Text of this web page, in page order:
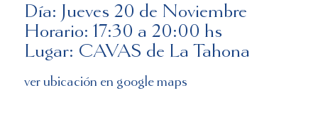
Día: Jueves 20 de Noviembre
Horario: 17:30 a 20:00 hs
Lugar: CAVAS de La Tahona
ver ubicación en google maps